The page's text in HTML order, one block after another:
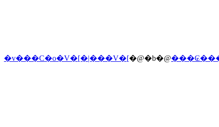
�v���C�o�V�[�|���V�[�@�b�@